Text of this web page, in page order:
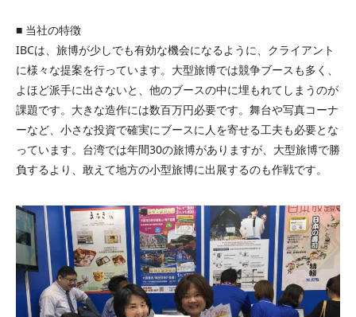
■ 当社の特徴
IBCは、旅博が少しでも有効な機会になるように、クライアント
に様々な提案を行っています。大型旅博では競争ブースも多く、
よほど派手に出さないと、他のブースの中に埋もれてしまうのが
課題です。大きな造作には数百万円必要です。舞台や写真コーナ
ーなど、小さな投資で確実にブースに人を寄せる工夫も必要とな
っています。台湾では年間30の旅博がありますが、大型旅博で勝
負するより、敢えて地方の小型旅博に出展するのも作戦です。